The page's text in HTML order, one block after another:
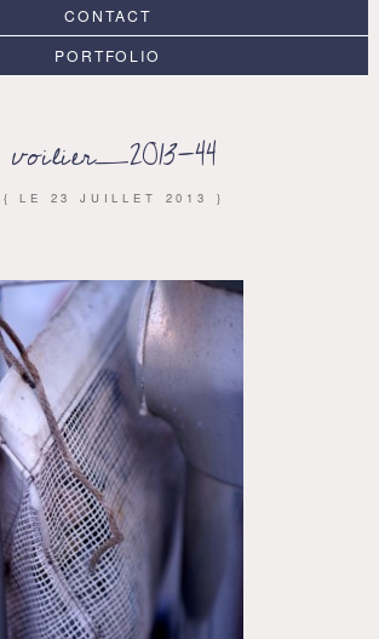
CONTACT
PORTFOLIO
voilier_2013-44
{ LE 23 JUILLET 2013 }